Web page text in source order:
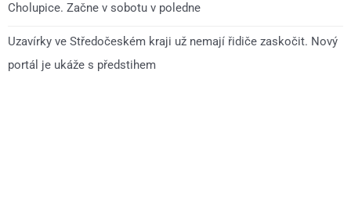
Cholupice. Začne v sobotu v poledne
Uzavírky ve Středočeském kraji už nemají řidiče zaskočit. Nový
portál je ukáže s předstihem